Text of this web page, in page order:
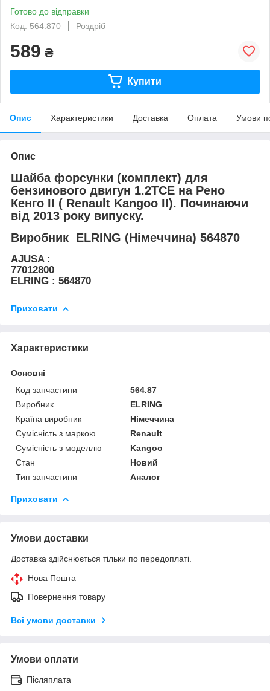
Готово до відправки
Код: 564.870
Роздріб
589 ₴
Купити
Опис Характеристики Доставка Оплата Умови
Опис
Шайба форсунки (комплект) для
бензинового двигун 1.2TCE на Рено
Кенго II ( Renault Kangoo II). Починаючи
від 2013 року випуску.
Виробник ELRING (Німеччина) 564870
AJUSA :
77012800
ELRING : 564870
Приховати
Характеристики
Основні
Код запчастини
564.87
Виробник
ELRING
Країна виробник
Німеччина
Сумісність з маркою
Renault
Сумісність з моделлю
Kangoo
Стан
Новий
Тип запчастини
Аналог
Приховати
Умови доставки
Доставка здійснюється тільки по передоплаті.
Нова Пошта
Повернення товару
Всі умови доставки
Умови оплати
Післяплата